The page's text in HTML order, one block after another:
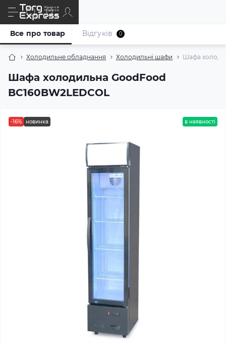
Холодильне обладнання Холодильні шафи Шафа
Шафа холодильна GoodFood
BC160BW2LEDCOL
Все про товар Відгуків 0
-16% новинка в наявності